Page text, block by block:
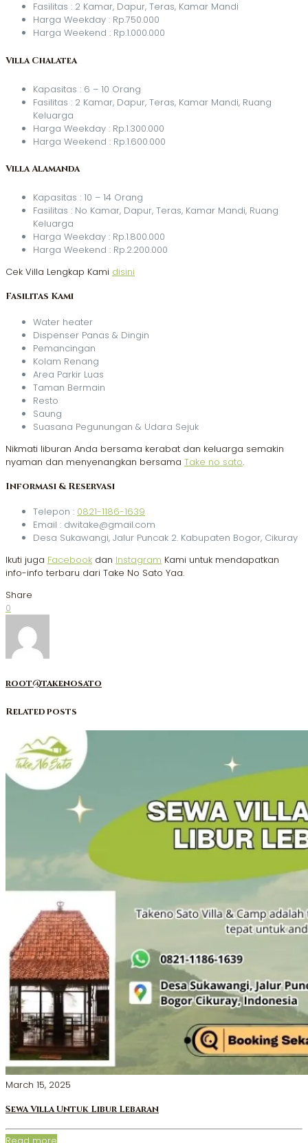
Fasilitas : 2 Kamar, Dapur, Teras, Kamar Mandi
Harga Weekday : Rp.750.000
Harga Weekend : Rp.1.000.000
Villa Chalatea
Kapasitas : 6 – 10 Orang
Fasilitas : 2 Kamar, Dapur, Teras, Kamar Mandi, Ruang
Keluarga
Harga Weekday : Rp.1.300.000
Harga Weekend : Rp.1.600.000
Villa Alamanda
Kapasitas : 10 – 14 Orang
Fasilitas : No Kamar, Dapur, Teras, Kamar Mandi, Ruang
Keluarga
Harga Weekday : Rp.1.800.000
Harga Weekend : Rp.2.200.000
Cek Villa Lengkap Kami disini
Fasilitas Kami
Water heater
Dispenser Panas & Dingin
Pemancingan
Kolam Renang
Area Parkir Luas
Taman Bermain
Resto
Saung
Suasana Pegunungan & Udara Sejuk
Nikmati liburan Anda bersama kerabat dan keluarga semakin
nyaman dan menyenangkan bersama Take no sato.
Informasi & Reservasi
Telepon : 0821-1186-1639
Email : dwitake@gmail.com
Desa Sukawangi, Jalur Puncak 2. Kabupaten Bogor, Cikuray
Ikuti juga Facebook dan Instagram Kami untuk mendapatkan
info-info terbaru dari Take No Sato Yaa.
Share
0
root@takenosato
Related posts
March 15, 2025
Sewa Villa Untuk Libur Lebaran